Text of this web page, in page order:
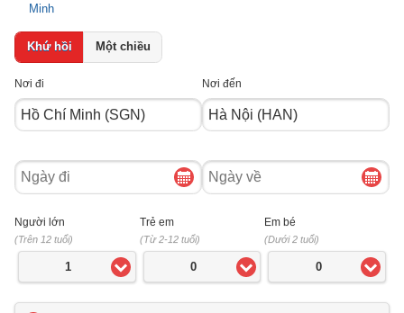
Minh
Khứ hồi Một chiều
Nơi đi Nơi đến
Ngày
đi
Ngày
về
Người lớn
(Trên 12 tuổi)
1
Trẻ em
(Từ 2-12 tuổi)
0
Em bé
(Dưới 2 tuổi)
0